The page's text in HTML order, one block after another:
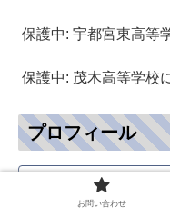
保護中: 宇都宮東高等
保護中: 茂木高等学校
プロフィール
お問い合わせ